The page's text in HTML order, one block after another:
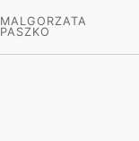
MALGORZATA
PASZKO